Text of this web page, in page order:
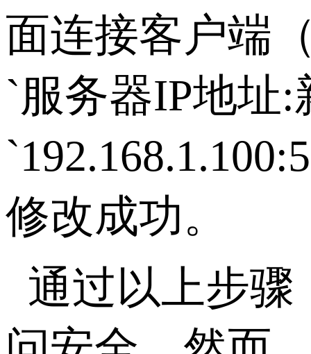
面连接客户端
`服务器IP地址:
修改成功。
通过以上步